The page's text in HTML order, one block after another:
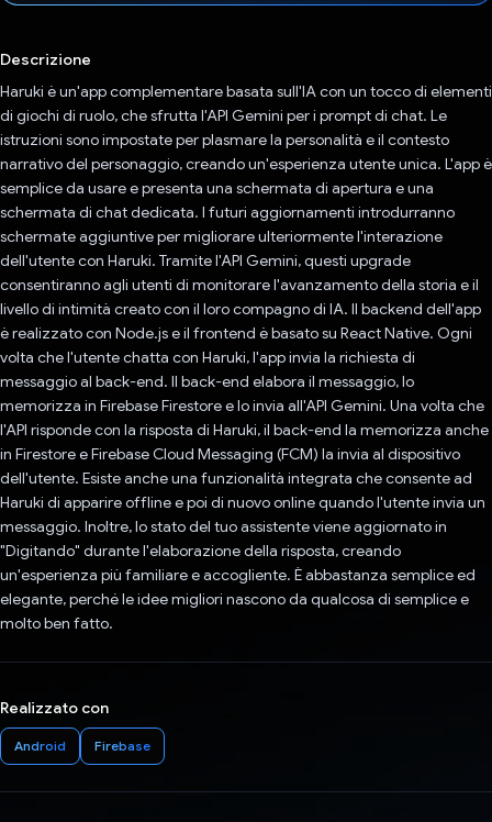
Descrizione
Haruki è un'app complementare basata sull'IA con un tocco di elementi
di giochi di ruolo, che sfrutta l'API Gemini per i prompt di chat. Le
istruzioni sono impostate per plasmare la personalità e il contesto
narrativo del personaggio, creando un'esperienza utente unica. L'app è
semplice da usare e presenta una schermata di apertura e una
schermata di chat dedicata. I futuri aggiornamenti introdurranno
schermate aggiuntive per migliorare ulteriormente l'interazione
dell'utente con Haruki. Tramite l'API Gemini, questi upgrade
consentiranno agli utenti di monitorare l'avanzamento della storia e il
livello di intimità creato con il loro compagno di IA. Il backend dell'app
è realizzato con Node.js e il frontend è basato su React Native. Ogni
volta che l'utente chatta con Haruki, l'app invia la richiesta di
messaggio al back-end. Il back-end elabora il messaggio, lo
memorizza in Firebase Firestore e lo invia all'API Gemini. Una volta che
l'API risponde con la risposta di Haruki, il back-end la memorizza anche
in Firestore e Firebase Cloud Messaging (FCM) la invia al dispositivo
dell'utente. Esiste anche una funzionalità integrata che consente ad
Haruki di apparire offline e poi di nuovo online quando l'utente invia un
messaggio. Inoltre, lo stato del tuo assistente viene aggiornato in
"Digitando" durante l'elaborazione della risposta, creando
un'esperienza più familiare e accogliente. È abbastanza semplice ed
elegante, perché le idee migliori nascono da qualcosa di semplice e
molto ben fatto.
Realizzato con
Android Firebase